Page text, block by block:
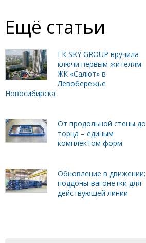
Ещё статьи
ГК SKY GROUP вручила
ключи первым жителям
ЖК «Салют» в
Левобережье
Новосибирска
От продольной стены до
торца – единым
комплектом форм
Обновление в движении:
поддоны-вагонетки для
действующей линии